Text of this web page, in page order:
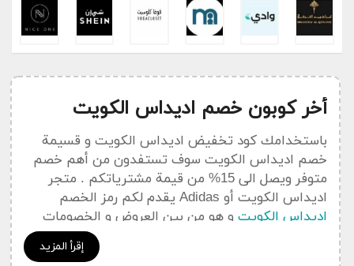
إقرأ المزيد
أخر كوبون خصم اديداس الكويت
باستخدامك كود تخفيض اديداس الكويت و قسيمة
خصم اديداس الكويت سوف تستفدون من أهم خصم
متوفر ويصل الى 15% من قيمة مشترياتكم . متجر
اديداس الكويت أو Adidas يقدم لكم رمز الخصم
اديداس الكويت و هو من بين العروض و الخصومات
المهمة التي يعمل كوبون سعودي على نشرها في هدا
القسم الخاص بجديد التخفيضات و العروض Adidas .